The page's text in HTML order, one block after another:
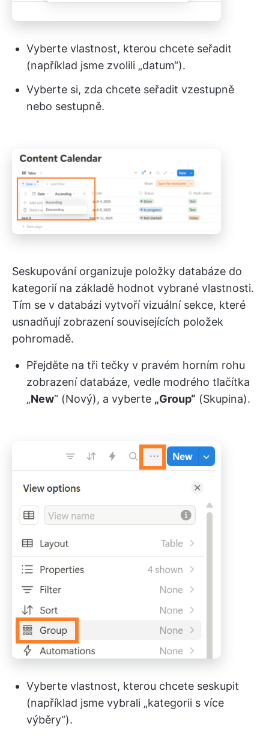
Vyberte vlastnost, kterou chcete seřadit
(například jsme zvolili „datum“).
Vyberte si, zda chcete seřadit vzestupně
nebo sestupně.
Seskupování organizuje položky databáze do
kategorií na základě hodnot vybrané vlastnosti.
Tím se v databázi vytvoří vizuální sekce, které
usnadňují zobrazení souvisejících položek
pohromadě.
Přejděte na tři tečky v pravém horním rohu
zobrazení databáze, vedle modrého tlačítka
„New“ (Nový), a vyberte „Group“ (Skupina).
Vyberte vlastnost, kterou chcete seskupit
(například jsme vybrali „kategorii s více
výběry“).